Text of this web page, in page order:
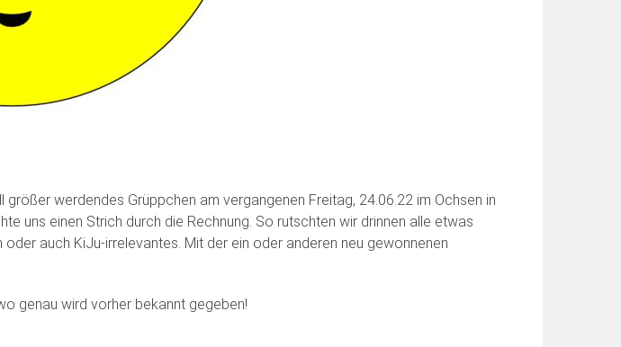
werdendes Grüppchen am vergangenen Freitag, 24.06.22 im Ochsen in
uns einen Strich durch die Rechnung. So rutschten wir drinnen alle etwas
auch KiJu-irrelevantes. Mit der ein oder anderen neu gewonnenen
genau wird vorher bekannt gegeben!